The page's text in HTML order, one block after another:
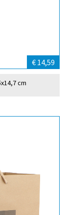
€ 14,59
cm